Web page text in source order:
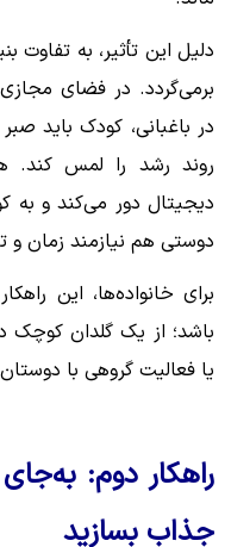
دلیل این تأثیر، به تفاوت
برمی‌گردد. در فضای
در باغبانی، کودک باید
روند رشد را لمس کند.
دیجیتال دور می‌کند و به
دوستی هم نیازمند زمان
برای خانواده‌ها، این
باشد؛ از یک گلدان کوچک
یا فعالیت گروهی با
راهکار دوم:
جذاب بسازید